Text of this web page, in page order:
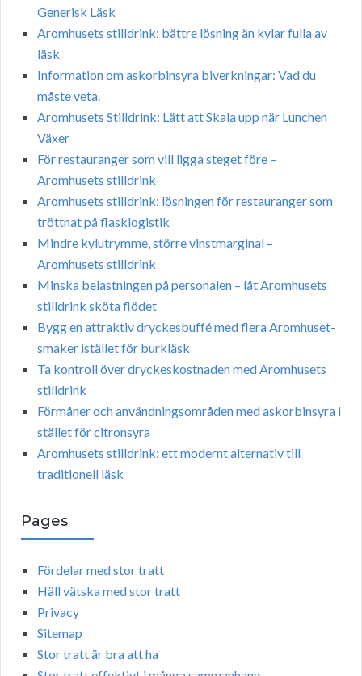
Generisk Läsk
Aromhusets stilldrink: bättre lösning än kylar fulla av
läsk
Information om askorbinsyra biverkningar: Vad du
måste veta.
Aromhusets Stilldrink: Lätt att Skala upp när Lunchen
Växer
För restauranger som vill ligga steget före –
Aromhusets stilldrink
Aromhusets stilldrink: lösningen för restauranger som
tröttnat på flasklogistik
Mindre kylutrymme, större vinstmarginal –
Aromhusets stilldrink
Minska belastningen på personalen – låt Aromhusets
stilldrink sköta flödet
Bygg en attraktiv dryckesbuffé med flera Aromhuset-
smaker istället för burkläsk
Ta kontroll över dryckeskostnaden med Aromhusets
stilldrink
Förmåner och användningsområden med askorbinsyra i
stället för citronsyra
Aromhusets stilldrink: ett modernt alternativ till
traditionell läsk
Pages
Fördelar med stor tratt
Häll vätska med stor tratt
Privacy
Sitemap
Stor tratt är bra att ha